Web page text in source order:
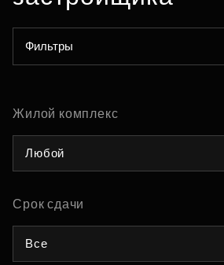
Фильтры
Жилой комплекс
Любой
Срок сдачи
Все